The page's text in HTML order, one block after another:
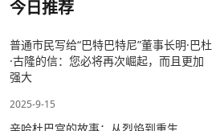
今日推荐
普通市民写给“巴特巴特尼”董事长明·巴杜
·古隆的信：您必将再次崛起，而且更加
强大
2025-9-15
辛哈杜巴宫的故事：从烈焰到重生